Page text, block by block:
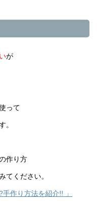
が
って
。
作り方
てください。
作り方法を紹介!! 」